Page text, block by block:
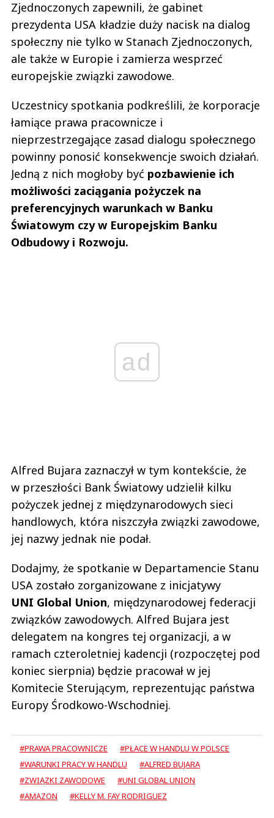
Zjednoczonych zapewnili, że gabinet
prezydenta USA kładzie duży nacisk na dialog
społeczny nie tylko w Stanach Zjednoczonych,
ale także w Europie i zamierza wesprzeć
europejskie związki zawodowe.
Uczestnicy spotkania podkreślili, że korporacje
łamiące prawa pracownicze i
nieprzestrzegające zasad dialogu społecznego
powinny ponosić konsekwencje swoich działań.
Jedną z nich mogłoby być pozbawienie ich
możliwości zaciągania pożyczek na
preferencyjnych warunkach w Banku
Światowym czy w Europejskim Banku
Odbudowy i Rozwoju.
ad
Alfred Bujara zaznaczył w tym kontekście, że
w przeszłości Bank Światowy udzielił kilku
pożyczek jednej z międzynarodowych sieci
handlowych, która niszczyła związki zawodowe,
jej nazwy jednak nie podał.
Dodajmy, że spotkanie w Departamencie Stanu
USA zostało zorganizowane z inicjatywy
UNI Global Union, międzynarodowej federacji
związków zawodowych. Alfred Bujara jest
delegatem na kongres tej organizacji, a w
ramach czteroletniej kadencji (rozpoczętej pod
koniec sierpnia) będzie pracował w jej
Komitecie Sterującym, reprezentując państwa
Europy Środkowo-Wschodniej.
#PRAWA PRACOWNICZE
#PŁACE W HANDLU W POLSCE
#WARUNKI PRACY W HANDLU
#ALFRED BUJARA
#ZWIĄZKI ZAWODOWE
#UNI GLOBAL UNION
#AMAZON
#KELLY M. FAY RODRIGUEZ